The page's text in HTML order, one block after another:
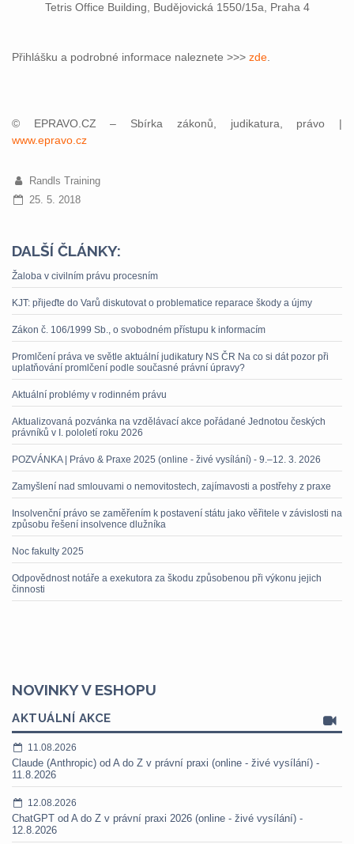
Tetris Office Building, Budějovická 1550/15a, Praha 4
Přihlášku a podrobné informace naleznete >>> zde
© EPRAVO.CZ – Sbírka zákonů, judikatura, právo |
www.epravo.cz
Randls Training
25. 5. 2018
DALŠÍ ČLÁNKY:
Žaloba v civilním právu procesním
KJT: přijeďte do Varů diskutovat o problematice reparace škody a újmy
Zákon č. 106/1999 Sb., o svobodném přístupu k informacím
Promlčení práva ve světle aktuální judikatury NS ČR Na co si dát pozor při
uplatňování promlčení podle současné právní úpravy?
Aktuální problémy v rodinném právu
Aktualizovaná pozvánka na vzdělávací akce pořádané Jednotou českých
právníků v I. pololetí roku 2026
POZVÁNKA | Právo & Praxe 2025 (online - živé vysílání) - 9.–12. 3. 2026
Zamyšlení nad smlouvami o nemovitostech, zajímavosti a postřehy z praxe
Insolvenční právo se zaměřením k postavení státu jako věřitele v závislosti na
způsobu řešení insolvence dlužníka
Noc fakulty 2025
Odpovědnost notáře a exekutora za škodu způsobenou při výkonu jejich
činnosti
NOVINKY V ESHOPU
AKTUÁLNÍ AKCE
11.08.2026
Claude (Anthropic) od A do Z v právní praxi (online - živé vysílání) -
11.8.2026
12.08.2026
ChatGPT od A do Z v právní praxi 2026 (online - živé vysílání) -
12.8.2026